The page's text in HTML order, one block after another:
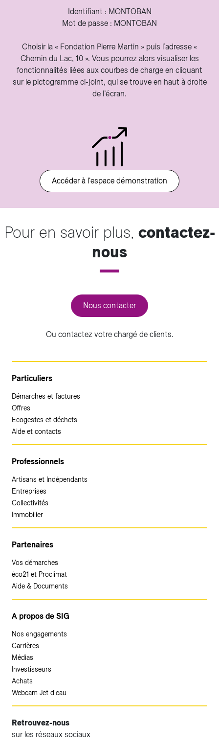
Identifiant : MONTOBAN
Mot de passe : MONTOBAN
Choisir la « Fondation Pierre Martin » puis l’adresse «
Chemin du Lac, 10 ». Vous pourrez alors visualiser les
fonctionnalités liées aux courbes de charge en cliquant
sur le pictogramme ci-joint, qui se trouve en haut à droite
de l’écran.
Accéder à l'espace démonstration
Pour en savoir plus, contactez-
nous
Nous contacter
Ou contactez votre chargé de clients.
Particuliers
Démarches et factures
Offres
Ecogestes et déchets
Aide et contacts
Professionnels
Artisans et Indépendants
Entreprises
Collectivités
Immobilier
Partenaires
Vos démarches
éco21 et Proclimat
Aide & Documents
A propos de SIG
Nos engagements
Carrières
Médias
Investisseurs
Achats
Webcam Jet d'eau
Retrouvez-nous
sur les réseaux sociaux
Accéder à votre espace client SIG.